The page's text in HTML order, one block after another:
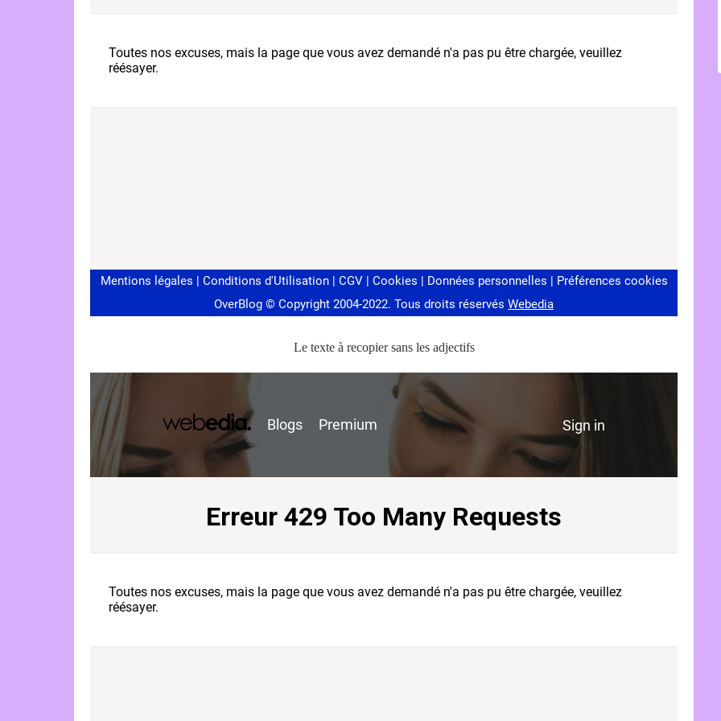
Le texte à recopier sans les adjectifs